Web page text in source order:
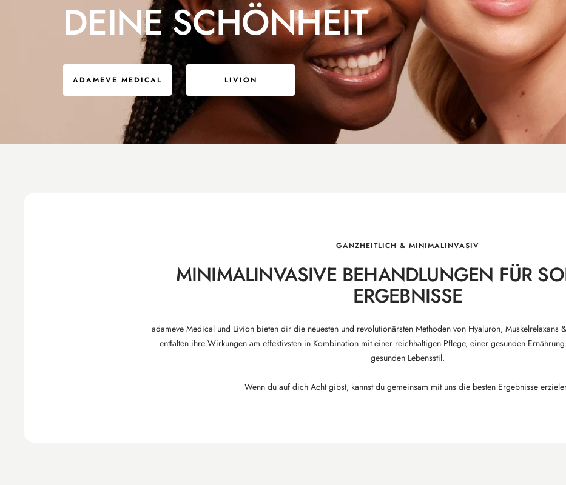
DEINE SCHÖNHEIT
ADAMEVE MEDICAL LIVION
GANZHEITLICH & MINIMALINVASIV
MINIMALINVASIVE BEHANDLUNGEN FÜR
ERGEBNISSE
adameve Medical und Livion bieten dir die neuesten und revolutionärsten Methoden von Hyaluron, Muskelrelaxans
entfalten ihre Wirkungen am effektivsten in Kombination mit einer reichhaltigen Pflege, einer gesunden
gesunden Lebensstil.
Wenn du auf dich Acht gibst, kannst du gemeinsam mit uns die besten Ergebnisse